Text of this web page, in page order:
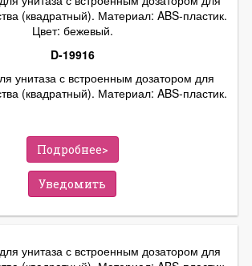
D-19916
унитаза с встроенным дозатором для
(квадратный). Материал: ABS-пластик.
Подробнее>
Уведомить